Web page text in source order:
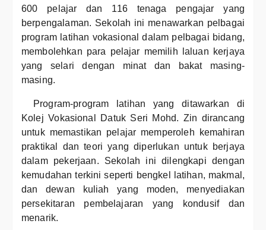
600 pelajar dan 116 tenaga pengajar yang
berpengalaman. Sekolah ini menawarkan pelbagai
program latihan vokasional dalam pelbagai bidang,
membolehkan para pelajar memilih laluan kerjaya
yang selari dengan minat dan bakat masing-
masing.
Program-program latihan yang ditawarkan di
Kolej Vokasional Datuk Seri Mohd. Zin dirancang
untuk memastikan pelajar memperoleh kemahiran
praktikal dan teori yang diperlukan untuk berjaya
dalam pekerjaan. Sekolah ini dilengkapi dengan
kemudahan terkini seperti bengkel latihan, makmal,
dan dewan kuliah yang moden, menyediakan
persekitaran pembelajaran yang kondusif dan
menarik.